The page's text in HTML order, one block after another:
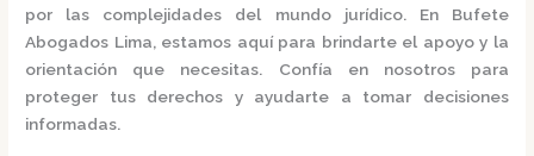
por las complejidades del mundo jurídico. En Bufete
Abogados Lima, estamos aquí para brindarte el apoyo y la
orientación que necesitas. Confía en nosotros para
proteger tus derechos y ayudarte a tomar decisiones
informadas.